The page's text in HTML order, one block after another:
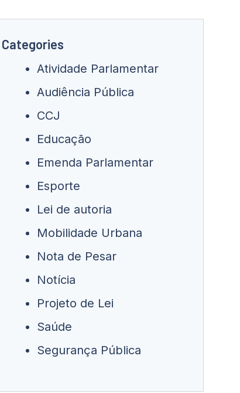
Categories
Atividade Parlamentar
Audiência Pública
CCJ
Educação
Emenda Parlamentar
Esporte
Lei de autoria
Mobilidade Urbana
Nota de Pesar
Notícia
Projeto de Lei
Saúde
Segurança Pública